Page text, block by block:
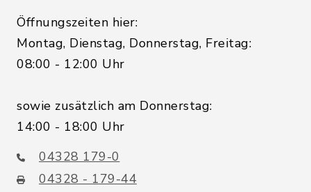
Öffnungszeiten hier:
Montag, Dienstag, Donnerstag, Freitag:
08:00 - 12:00 Uhr
sowie zusätzlich am Donnerstag:
14:00 - 18:00 Uhr
04328 179-0
04328 - 179-44